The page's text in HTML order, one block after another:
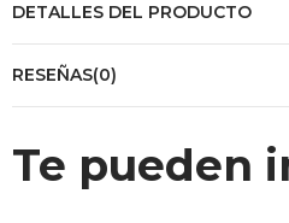
DETALLES DEL PRODUCTO
RESEÑAS(0)
Te pueden